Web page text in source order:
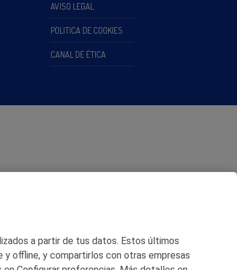
AVISO LEGAL
POLITICA DE COOKIES
CANAL DE ÉTICA
a partir de tus datos. Estos últimos
y offline, y compartirlos con otras empresas